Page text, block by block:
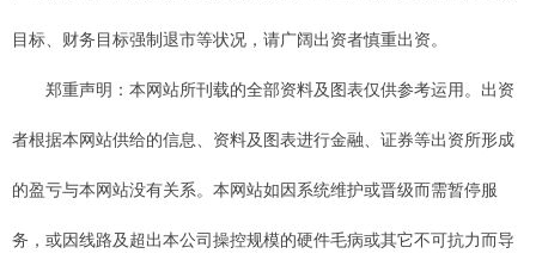
目标、财务目标强制退市等状况，请广阔出资者慎重出资。
郑重声明：本网站所刊载的全部资料及图表仅供参考运用。出资
者根据本网站供给的信息、资料及图表进行金融、证券等出资所形成
的盈亏与本网站没有关系。本网站如因系统维护或晋级而需暂停服
务，或因线路及超出本公司操控规模的硬件毛病或其它不可抗力而导